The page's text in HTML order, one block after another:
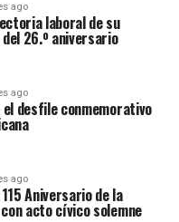
ago
laboral de su
26.º aniversario
ago
desfile conmemorativo
ago
Aniversario de la
acto cívico solemne